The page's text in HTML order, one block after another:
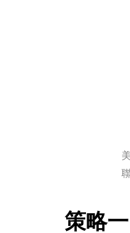
策略